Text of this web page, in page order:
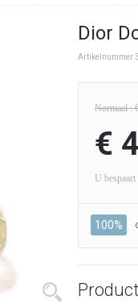
Dior
Artikelnummer
Normaal :
€
U
100%